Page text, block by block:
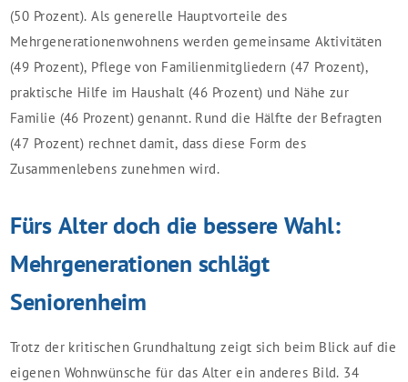
(50 Prozent). Als generelle Hauptvorteile des
Mehrgenerationenwohnens werden gemeinsame Aktivitäten
(49 Prozent), Pflege von Familienmitgliedern (47 Prozent),
praktische Hilfe im Haushalt (46 Prozent) und Nähe zur
Familie (46 Prozent) genannt. Rund die Hälfte der Befragten
(47 Prozent) rechnet damit, dass diese Form des
Zusammenlebens zunehmen wird.
Fürs Alter doch die bessere Wahl:
Mehrgenerationen schlägt
Seniorenheim
Trotz der kritischen Grundhaltung zeigt sich beim Blick auf die
eigenen Wohnwünsche für das Alter ein anderes Bild. 34